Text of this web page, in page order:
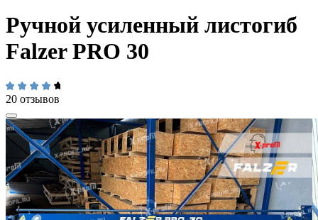
Ручной усиленный листогиб
Falzer PRO 30
20 отзывов